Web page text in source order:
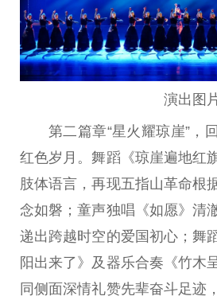
演出图
第二篇章“星火耀琼崖”，
红色岁月。舞蹈《琼崖遍地红
肢体语言，再现五指山革命根
念如磐；童声独唱《如愿》清
递出跨越时空的爱国初心；舞
阳出来了》及器乐合奏《竹木
同侧面深情礼赞先辈奋斗足迹